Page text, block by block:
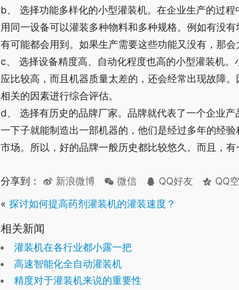
b、 选择功能多样化的小型灌装机。在企业生产的过
用同一设备可以灌装多种物料和多种规格。例如有没
有可能都会用到。如果生产需要这些功能又没有，那会
c、 选择设备精度高、自动化程度也高的小型灌装机
应比较高，而且机器质量太差的，还会经常出现故障
相关的因素进行综合评估。
d、 选择有历史的品牌厂家。品牌就代表了一个企业
一下子就能制造出一部机器的，他们是经过多年的经
市场。所以，好的品牌一般历史都比较悠久。而且，
分享到： 新浪微博 微信 QQ好友 QQ
« 探讨如何提高药剂灌装机的灌装速度？
相关新闻
灌装机在各行业都小露一把
高速智能化全自动灌装机
精度对于灌装机来说的重要性